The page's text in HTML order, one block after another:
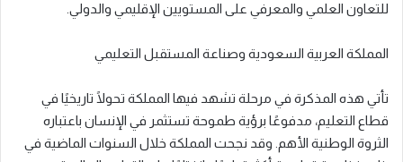
للتعاون العلمي والمعرفي على المستويين الإقليمي والدولي.
المملكة العربية السعودية وصناعة المستقبل التعليمي
تأتي هذه المذكرة في مرحلة تشهد فيها المملكة تحولًا تاريخيًا في
قطاع التعليم، مدفوعًا برؤية طموحة تستثمر في الإنسان باعتباره
الثروة الوطنية الأهم. وقد نجحت المملكة خلال السنوات الماضية في